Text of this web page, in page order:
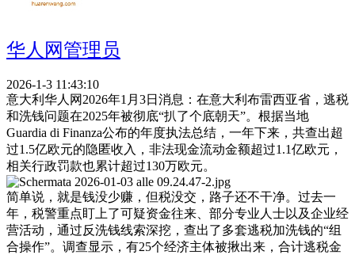
华人网管理员
2026-1-3 11:43:10
意大利华人网2026年1月3日消息：在意大利布雷西亚省，逃税
和洗钱问题在2025年被彻底“扒了个底朝天”。根据当地
Guardia di Finanza公布的年度执法总结，一年下来，共查出超
过1.5亿欧元的隐匿收入，非法现金流动金额超过1.1亿欧元，
相关行政罚款也累计超过130万欧元。
简单说，就是钱没少赚，但税没交，路子还不干净。过去一
年，税警重点盯上了可疑资金往来、部分专业人士以及企业经
营活动，通过反洗钱线索深挖，查出了多套逃税加洗钱的“组
合操作”。调查显示，有25个经济主体被揪出来，合计逃税金